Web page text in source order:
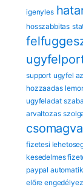
igenyles
hosszabbitas
support ugyfel
hozzaadas
ugyfeladat
arvaltozas
fizetesi
kesedelmes
paypal
előre